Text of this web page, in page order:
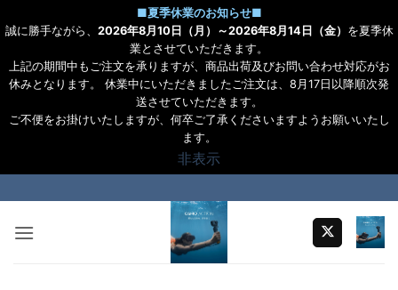
■夏季休業のお知らせ■
誠に勝手ながら、 2026年8月10日（月）～2026年8月14日（金） を夏季休
業とさせていただきます。
上記の期間中もご注文を承りますが、商品出荷及びお問い合わせ対応がお
休みとなります。 休業中にいただきましたご注文は、8月17日以降順次発
送させていただきます。
ご不便をお掛けいたしますが、何卒ご了承くださいますようお願いいたし
ます。
非表示
to
content